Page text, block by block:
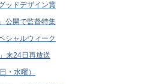
ッドデザイン賞
公開で監督特集
シャルウィーク
来24日再放送
・水曜）